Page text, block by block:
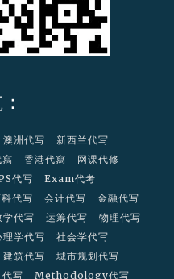
澳洲代写
新西兰代写
香港代寫
网课代修
代写
Exam代考
代写 会计代写
金融代写
学代写 运筹代写
物理代写
理学代写
社会学代写
建筑代写
城市规划代写
写
Methodology代写